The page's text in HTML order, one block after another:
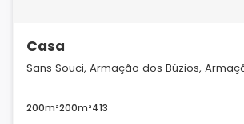
Casa
Sans Souci, Armação dos Búzios,
200m²200m²413